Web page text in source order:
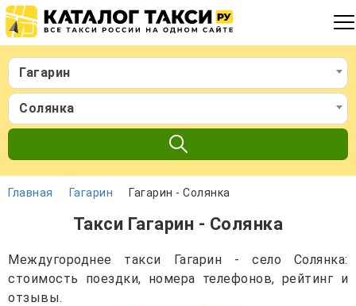
Гагарин
Солянка
Главная Гагарин Гагарин - Солянка
Такси Гагарин - Солянка
Междугороднее такси Гагарин - село Солянка:
стоимость поездки, номера телефонов, рейтинг и
отзывы.